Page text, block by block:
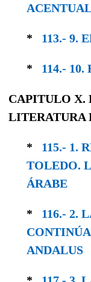
* 113.- 9.
* 114.- 10.
CAPITULO X.
LITERATURA
* 115.- 1.
TOLEDO.
ÁRABE
* 116.- 2.
ANDALUS